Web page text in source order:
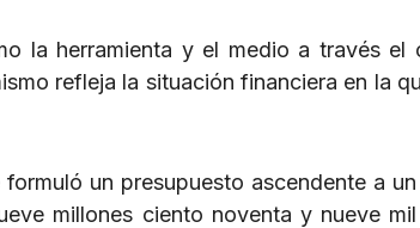
la herramienta y el medio a través el
refleja la situación financiera en la
un presupuesto ascendente a
millones ciento noventa y nueve